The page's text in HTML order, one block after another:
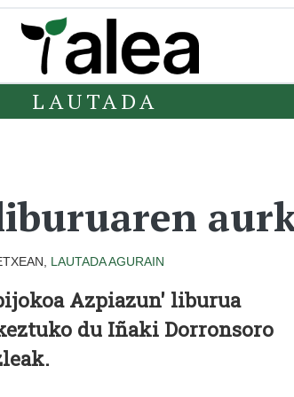
LAUTADA
LAUTADAAGURAIN
Azpiazun' liburua
du Iñaki Dorronsoro